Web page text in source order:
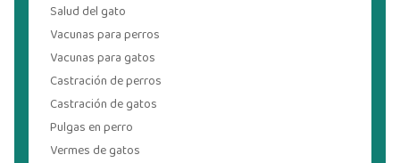
Salud del gato
Vacunas para perros
Vacunas para gatos
Castración de perros
Castración de gatos
Pulgas en perro
Vermes de gatos